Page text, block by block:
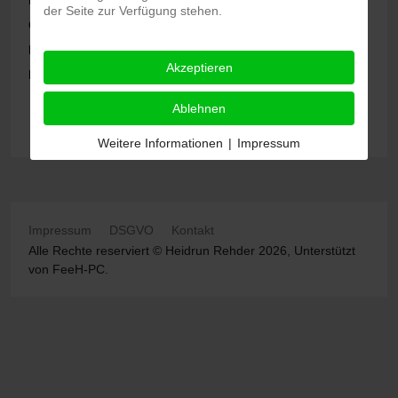
Ortsname:
Bundesland:
Schleswig-Holstein
Land:
Impressum DSGVO
Kontakt
Alle Rechte reserviert © Heidrun Rehder 2026, Unterstützt
von FeeH-PC.
der Seite zur Verfügung stehen.
Akzeptieren
Ablehnen
Weitere Informationen | Impressum